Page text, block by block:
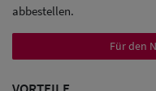
abbestellen.
Für den